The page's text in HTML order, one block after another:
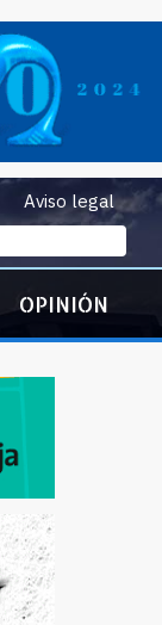
Aviso legal
OPINIÓN